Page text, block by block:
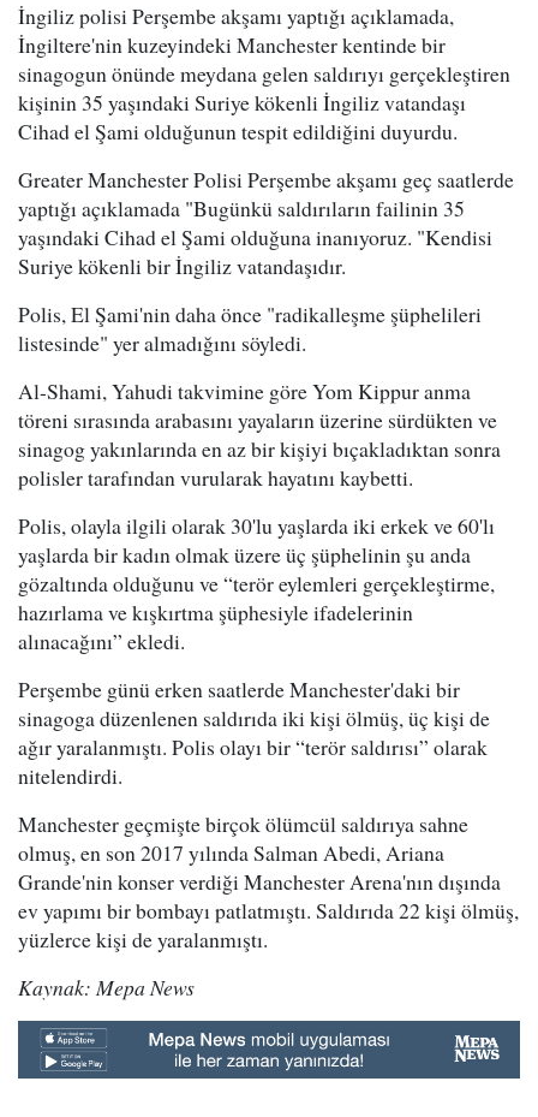
İngiliz polisi Perşembe akşamı yaptığı açıklamada,
İngiltere'nin kuzeyindeki Manchester kentinde bir
sinagogun önünde meydana gelen saldırıyı gerçekleştiren
kişinin 35 yaşındaki Suriye kökenli İngiliz vatandaşı
Cihad el Şami olduğunun tespit edildiğini duyurdu.
Greater Manchester Polisi Perşembe akşamı geç saatlerde
yaptığı açıklamada "Bugünkü saldırıların failinin 35
yaşındaki Cihad el Şami olduğuna inanıyoruz. "Kendisi
Suriye kökenli bir İngiliz vatandaşıdır.
Polis, El Şami'nin daha önce "radikalleşme şüphelileri
listesinde" yer almadığını söyledi.
Al-Shami, Yahudi takvimine göre Yom Kippur anma
töreni sırasında arabasını yayaların üzerine sürdükten ve
sinagog yakınlarında en az bir kişiyi bıçakladıktan sonra
polisler tarafından vurularak hayatını kaybetti.
Polis, olayla ilgili olarak 30'lu yaşlarda iki erkek ve 60'lı
yaşlarda bir kadın olmak üzere üç şüphelinin şu anda
gözaltında olduğunu ve “terör eylemleri gerçekleştirme,
hazırlama ve kışkırtma şüphesiyle ifadelerinin
alınacağını” ekledi.
Perşembe günü erken saatlerde Manchester'daki bir
sinagoga düzenlenen saldırıda iki kişi ölmüş, üç kişi de
ağır yaralanmıştı. Polis olayı bir “terör saldırısı” olarak
nitelendirdi.
Manchester geçmişte birçok ölümcül saldırıya sahne
olmuş, en son 2017 yılında Salman Abedi, Ariana
Grande'nin konser verdiği Manchester Arena'nın dışında
ev yapımı bir bombayı patlatmıştı. Saldırıda 22 kişi ölmüş,
yüzlerce kişi de yaralanmıştı.
Kaynak: Mepa News